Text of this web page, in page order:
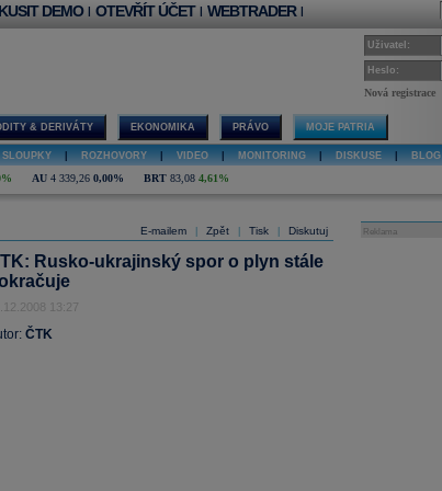
DEMO | OTEVŘÍT ÚČET | WEBTRADER |
Uživatel:
Heslo:
Nová registrace
& DERIVÁTY EKONOMIKA PRÁVO MOJE PATRIA
SLOUPKY ROZHOVORY VIDEO MONITORING DISKUSE BLOG
AU 4 339,26 0,00% BRT 83,08 4,61%
E-mailem Zpět Tisk Diskutuj
Rusko-ukrajinský spor o plyn stále
13:27
ČTK
Reklama